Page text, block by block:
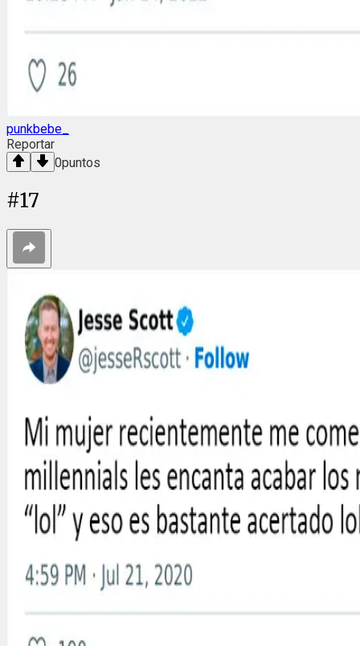
punkbebe_
Reportar
0puntos
#17